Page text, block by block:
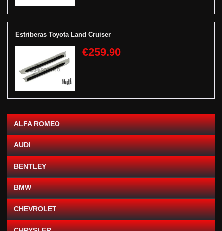
Estriberas Toyota Land Cruiser
€259.90
ALFA ROMEO
AUDI
BENTLEY
BMW
CHEVROLET